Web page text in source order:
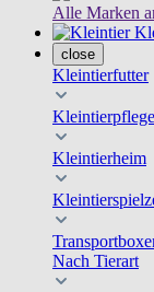
Alle Marken
close
Kleintierfutter
Kleintierheim
Nach Tierart